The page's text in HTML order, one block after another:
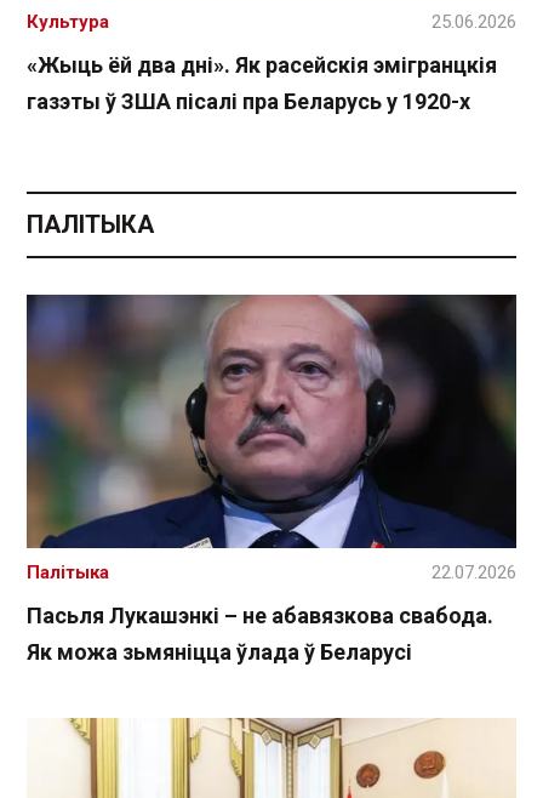
«Жыць ёй два дні». Як расейскія эмігранцкія
газэты ў ЗША пісалі пра Беларусь у 1920-х
Культура 25.06.2026
ПАЛІТЫКА
Пасьля Лукашэнкі – не абавязкова свабода.
Як можа зьмяніцца ўлада ў Беларусі
Палітыка 22.07.2026